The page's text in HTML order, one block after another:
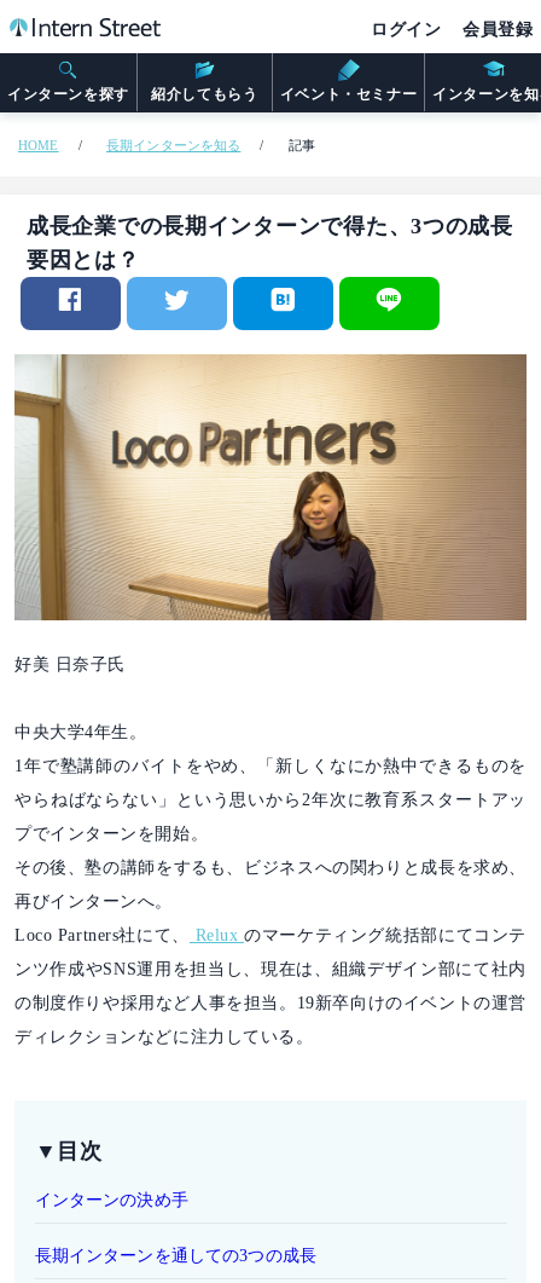
インターンを探す 紹介してもらう イベント・セミナー インターンを
ログイン 会員登録
HOME 長期インターンを知る 記事
成長企業での長期インターンで得た、3つの成長
要因とは？
好美 日奈子氏
中央大学4年生。
1年で塾講師のバイトをやめ、「新しくなにか熱中できるものを
やらねばならない」という思いから2年次に教育系スタートアッ
プでインターンを開始。
その後、塾の講師をするも、ビジネスへの関わりと成長を求め、
再びインターンへ。
Loco Partners社にて、
Relux のマーケティング統括部にてコンテ
ンツ作成やSNS運用を担当し、現在は、組織デザイン部にて社内
の制度作りや採用など人事を担当。19新卒向けのイベントの運営
ディレクションなどに注力している。
▼目次
インターンの決め手
長期インターンを通しての3つの成長